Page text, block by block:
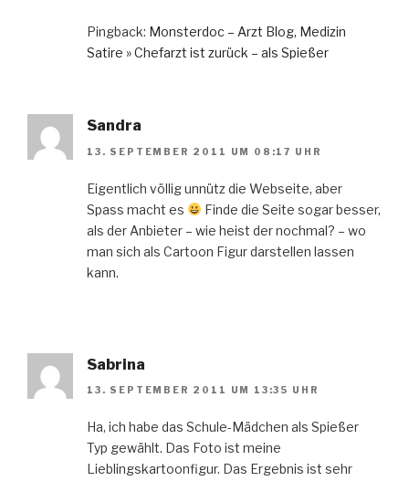
Pingback: Monsterdoc – Arzt Blog, Medizin
Satire » Chefarzt ist zurück – als Spießer
Sandra
13. SEPTEMBER 2011 UM 08:17 UHR
Eigentlich völlig unnütz die Webseite, aber
Spass macht es
Finde die Seite sogar besser,
als der Anbieter – wie heist der nochmal? – wo
man sich als Cartoon Figur darstellen lassen
kann.
Sabrina
13. SEPTEMBER 2011 UM 13:35 UHR
Ha, ich habe das Schule-Mädchen als Spießer
Typ gewählt. Das Foto ist meine
Lieblingskartoonfigur. Das Ergebnis ist sehr